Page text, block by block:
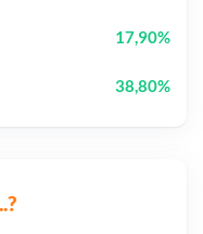
17,90%
38,80%